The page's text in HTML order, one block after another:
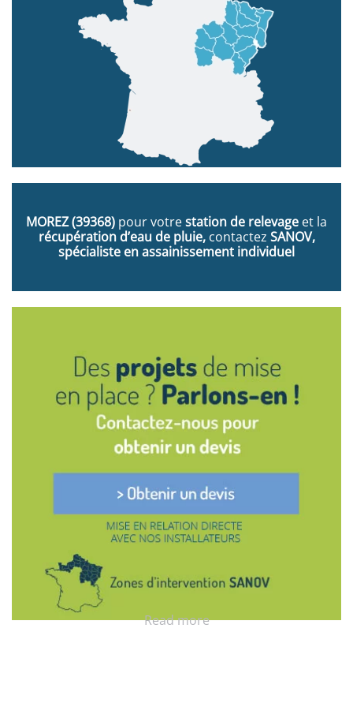
MOREZ(39368) pour votrestation de relevage et la
récupération d’eau de pluie, contactez SANOV,
spécialiste en assainissement individuel
Read more